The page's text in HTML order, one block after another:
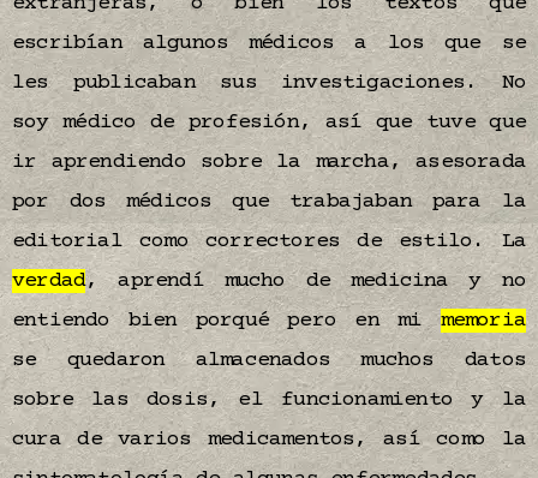
escribían algunos médicos a los que se
les publicaban sus investigaciones. No
soy médico de profesión, así que tuve que
ir aprendiendo sobre la marcha, asesorada
por dos médicos que trabajaban para la
editorial como correctores de estilo. La
verdad, aprendí mucho de medicina y no
entiendo bien porqué pero en mimemoria
se quedaron almacenados muchos datos
sobre las dosis, el funcionamiento y la
cura de varios medicamentos, así como la